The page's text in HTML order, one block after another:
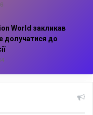
World закликав
долучатися до